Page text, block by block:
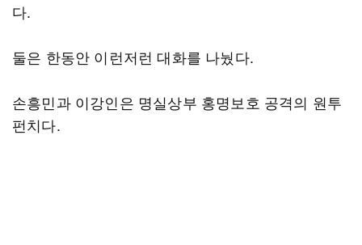
다.
둘은 한동안 이런저런 대화를 나눴다.
손흥민과 이강인은 명실상부 홍명보호 공격의 원투
펀치다.